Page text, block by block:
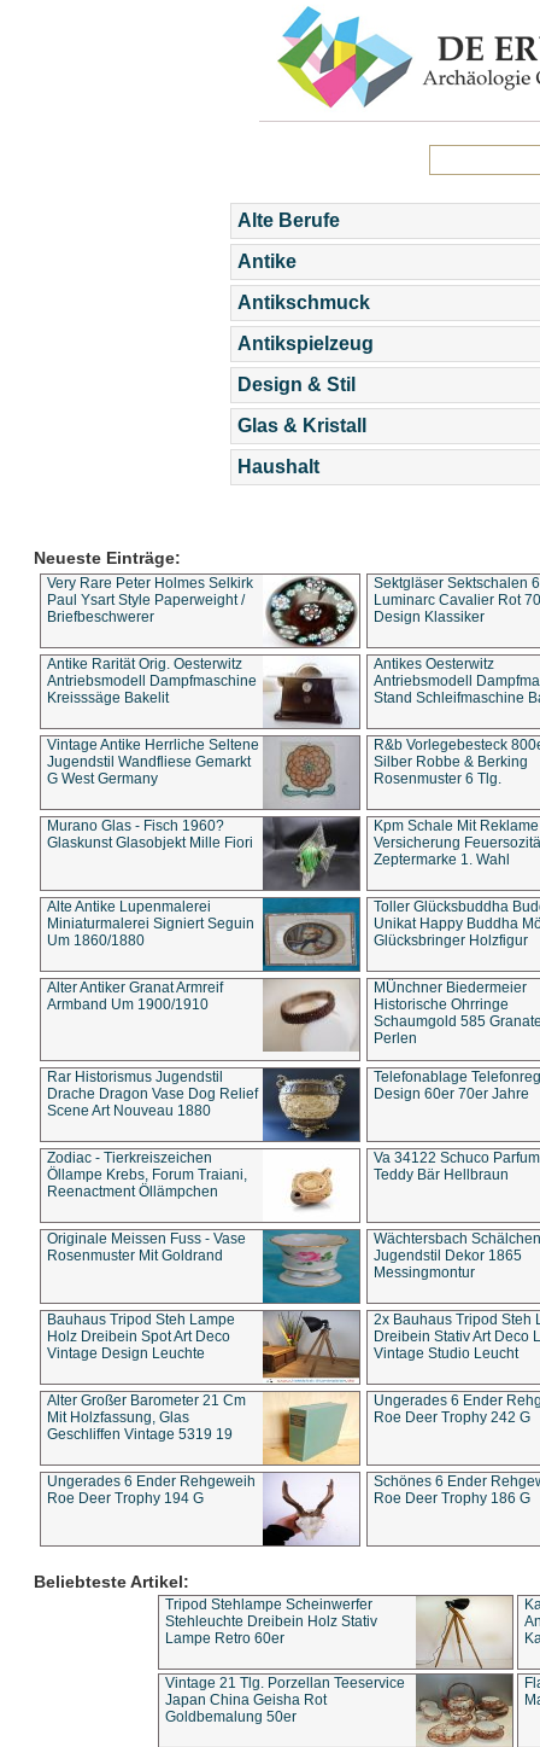
Alte Berufe
Antike
Antikschmuck
Antikspielzeug
Design & Stil
Glas & Kristall
Haushalt
Neueste Einträge:
Very Rare Peter Holmes Selkirk
Paul Ysart Style Paperweight /
Briefbeschwerer
Sektgläser Sektschalen
Luminarc Cavalier Rot
Design Klassiker
Antike Rarität Orig. Oesterwitz
Antriebsmodell Dampfmaschine
Kreisssäge Bakelit
Antikes Oesterwitz
Antriebsmodell
Stand Schleifmaschine
Vintage Antike Herrliche Seltene
Jugendstil Wandfliese Gemarkt
G West Germany
R&b Vorlegebesteck
Silber Robbe & Berking
Rosenmuster 6 Tlg.
Murano Glas - Fisch 1960?
Glaskunst Glasobjekt Mille Fiori
Kpm Schale Mit Reklame
Versicherung
Zeptermarke 1. Wahl
Alte Antike Lupenmalerei
Miniaturmalerei Signiert Seguin
Um 1860/1880
Toller Glücksbuddha
Unikat Happy Buddha
Glücksbringer Holzfigur
Alter Antiker Granat Armreif
Armband Um 1900/1910
MÜnchner Biedermeier
Historische Ohrringe
Schaumgold 585
Perlen
Rar Historismus Jugendstil
Drache Dragon Vase Dog Relief
Scene Art Nouveau 1880
Telefonablage
Design 60er 70er Jahre
Zodiac - Tierkreiszeichen
Öllampe Krebs, Forum Traiani,
Reenactment Öllämpchen
Va 34122 Schuco
Teddy Bär Hellbraun
Originale Meissen Fuss - Vase
Rosenmuster Mit Goldrand
Wächtersbach Schälchen
Jugendstil Dekor 1865
Messingmontur
Bauhaus Tripod Steh Lampe
Holz Dreibein Spot Art Deco
Vintage Design Leuchte
2x Bauhaus Tripod Steh
Dreibein Stativ Art Deco
Vintage Studio Leucht
Alter Großer Barometer 21 Cm
Mit Holzfassung, Glas
Geschliffen Vintage 5319 19
Ungerades 6 Ender
Roe Deer Trophy 242 G
Ungerades 6 Ender Rehgeweih
Roe Deer Trophy 194 G
Schönes 6 Ender
Roe Deer Trophy 186 G
Beliebteste Artikel:
Tripod Stehlampe Scheinwerfer
Stehleuchte Dreibein Holz Stativ
Lampe Retro 60er
Vintage 21 Tlg. Porzellan Teeservice
Japan China Geisha Rot
Goldbemalung 50er